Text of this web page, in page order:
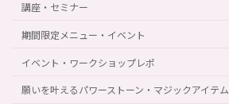
講座・セミナー
期間限定メニュー・イベント
イベント・ワークショップレポ
願いを叶えるパワーストーン・マジックアイテム